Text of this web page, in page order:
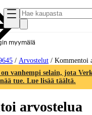
myymälä
/ Arvostelut / Kommentoi
on vanhempi selain, jota
tue. Lue lisää täältä.
arvostelua